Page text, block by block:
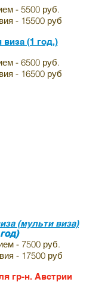
- 5500 руб.
- 15500 руб
виза (1 год.)
- 6500 руб.
- 16500 руб
(мульти виза)
- 7500 руб.
- 17500 руб
гр-н. Австрии